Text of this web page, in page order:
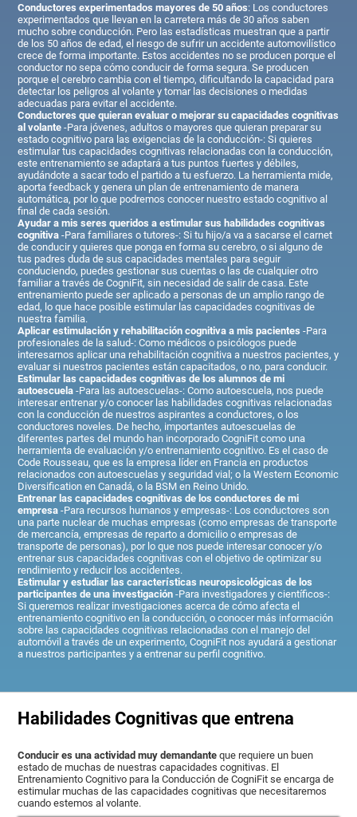
Conductores experimentados mayores de 50 años: Los conductores
experimentados que llevan en la carretera más de 30 años saben
mucho sobre conducción. Pero las estadísticas muestran que a partir
de los 50 años de edad, el riesgo de sufrir un accidente automovilístico
crece de forma importante. Estos accidentes no se producen porque el
conductor no sepa cómo conducir de forma segura. Se producen
porque el cerebro cambia con el tiempo, dificultando la capacidad para
detectar los peligros al volante y tomar las decisiones o medidas
adecuadas para evitar el accidente.
Conductores que quieran evaluar o mejorar su capacidades cognitivas
al volante -Para jóvenes, adultos o mayores que quieran preparar su
estado cognitivo para las exigencias de la conducción-: Si quieres
estimular tus capacidades cognitivas relacionadas con la conducción,
este entrenamiento se adaptará a tus puntos fuertes y débiles,
ayudándote a sacar todo el partido a tu esfuerzo. La herramienta mide,
aporta feedback y genera un plan de entrenamiento de manera
automática, por lo que podremos conocer nuestro estado cognitivo al
final de cada sesión.
Ayudar a mis seres queridos a estimular sus habilidades cognitivas
cognitiva -Para familiares o tutores-: Si tu hijo/a va a sacarse el carnet
de conducir y quieres que ponga en forma su cerebro, o si alguno de
tus padres duda de sus capacidades mentales para seguir
conduciendo, puedes gestionar sus cuentas o las de cualquier otro
familiar a través de CogniFit, sin necesidad de salir de casa. Este
entrenamiento puede ser aplicado a personas de un amplio rango de
edad, lo que hace posible estimular las capacidades cognitivas de
nuestra familia.
Aplicar estimulación y rehabilitación cognitiva a mis pacientes -Para
profesionales de la salud-: Como médicos o psicólogos puede
interesarnos aplicar una rehabilitación cognitiva a nuestros pacientes, y
evaluar si nuestros pacientes están capacitados, o no, para conducir.
Estimular las capacidades cognitivas de los alumnos de mi
autoescuela -Para las autoescuelas-: Como autoescuela, nos puede
interesar entrenar y/o conocer las habilidades cognitivas relacionadas
con la conducción de nuestros aspirantes a conductores, o los
conductores noveles. De hecho, importantes autoescuelas de
diferentes partes del mundo han incorporado CogniFit como una
herramienta de evaluación y/o entrenamiento cognitivo. Es el caso de
Code Rousseau, que es la empresa líder en Francia en productos
relacionados con autoescuelas y seguridad vial; o la Western Economic
Diversification en Canadá, o la BSM en Reino Unido.
Entrenar las capacidades cognitivas de los conductores de mi
empresa -Para recursos humanos y empresas-: Los conductores son
una parte nuclear de muchas empresas (como empresas de transporte
de mercancía, empresas de reparto a domicilio o empresas de
transporte de personas), por lo que nos puede interesar conocer y/o
entrenar sus capacidades cognitivas con el objetivo de optimizar su
rendimiento y reducir los accidentes.
Estimular y estudiar las características neuropsicológicas de los
participantes de una investigación -Para investigadores y científicos-:
Si queremos realizar investigaciones acerca de cómo afecta el
entrenamiento cognitivo en la conducción, o conocer más información
sobre las capacidades cognitivas relacionadas con el manejo del
automóvil a través de un experimento, CogniFit nos ayudará a gestionar
a nuestros participantes y a entrenar su perfil cognitivo.
Habilidades Cognitivas que entrena
Conducir es una actividad muy demandante que requiere un buen
estado de muchas de nuestras capacidades cognitivas. El
Entrenamiento Cognitivo para la Conducción de CogniFit se encarga de
estimular muchas de las capacidades cognitivas que necesitaremos
cuando estemos al volante.